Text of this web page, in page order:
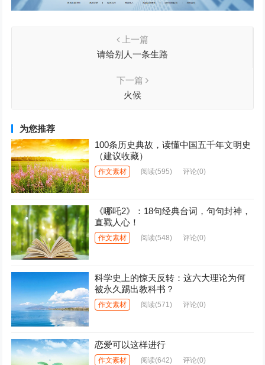
上一篇
请给别人一条生路
下一篇
火候
为您推荐
100条历史典故，读懂中国五千年文明史
（建议收藏）
作文素材 阅读(595) 评论(0)
《哪吒2》：18句经典台词，句句封神，
直戳人心！
作文素材 阅读(548) 评论(0)
科学史上的惊天反转：这六大理论为何
被永久踢出教科书？
作文素材 阅读(571) 评论(0)
恋爱可以这样进行
作文素材 阅读(642) 评论(0)